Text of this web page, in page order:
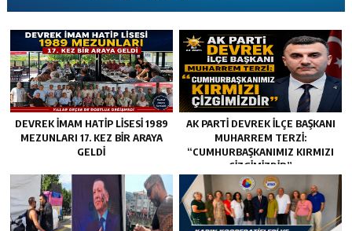
DEVREK İMAM HATİP LİSESİ 1989
MEZUNLARI 17. KEZ BİR ARAYA
GELDİ
AK PARTİ DEVREK İLÇE BAŞKANI
MUHARREM TERZİ:
“CUMHURBAŞKANIMIZ KIRMIZI
ÇİZGİMİZDİR”